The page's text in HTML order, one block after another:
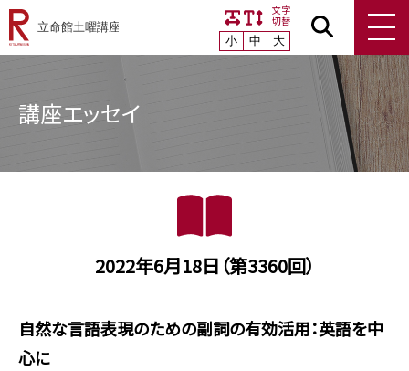
文字
切替
小
中 大
講座エッセイ
2022年6月18日（第3360回）
自然な言語表現のための副詞の有効活用：英語を中
心に